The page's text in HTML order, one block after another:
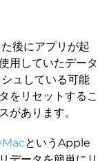
後にアプリが起
用していたデータ
ュしている可能
をリセットするこ
があります。
というApple